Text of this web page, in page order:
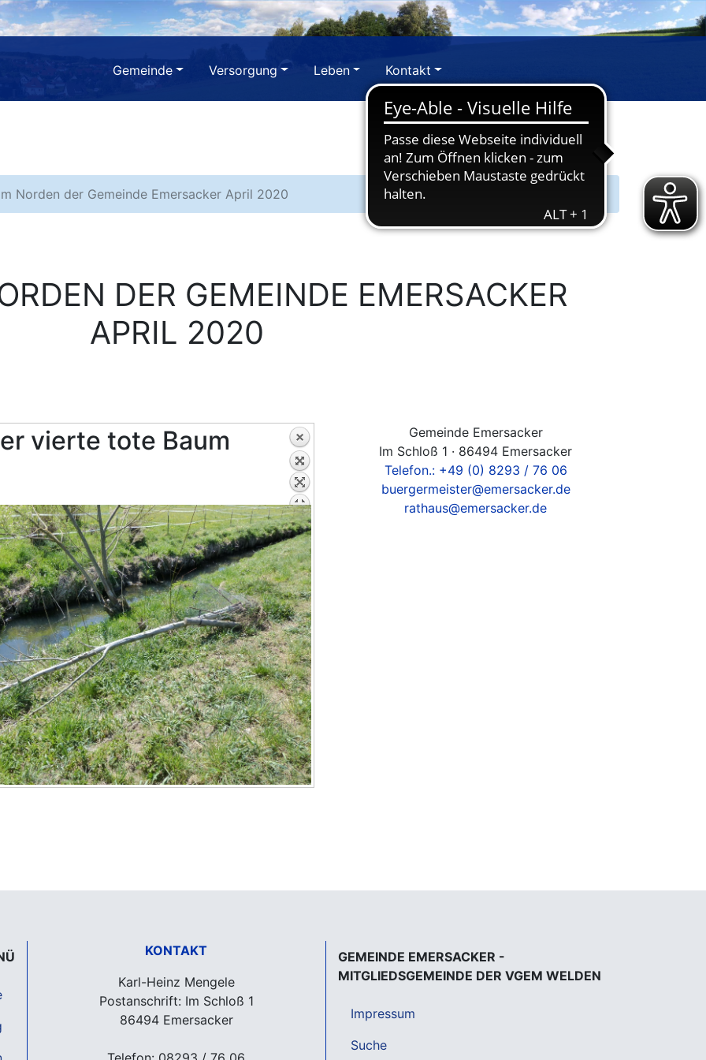
Gemeinde Versorgung Leben Kontakt
Norden der Gemeinde Emersacker April 2020
DER GEMEINDE EMERSACKER
APRIL 2020
vierte tote Baum
Gemeinde Emersacker
Im Schloß 1 · 86494 Emersacker
Telefon.: +49 (0) 8293 / 76 06
buergermeister@emersacker.de
rathaus@emersacker.de
KONTAKT
Karl-Heinz Mengele
Postanschrift: Im Schloß 1
86494 Emersacker
GEMEINDE EMERSACKER -
MITGLIEDSGEMEINDE DER VGEM WELDEN
Impressum
Suche